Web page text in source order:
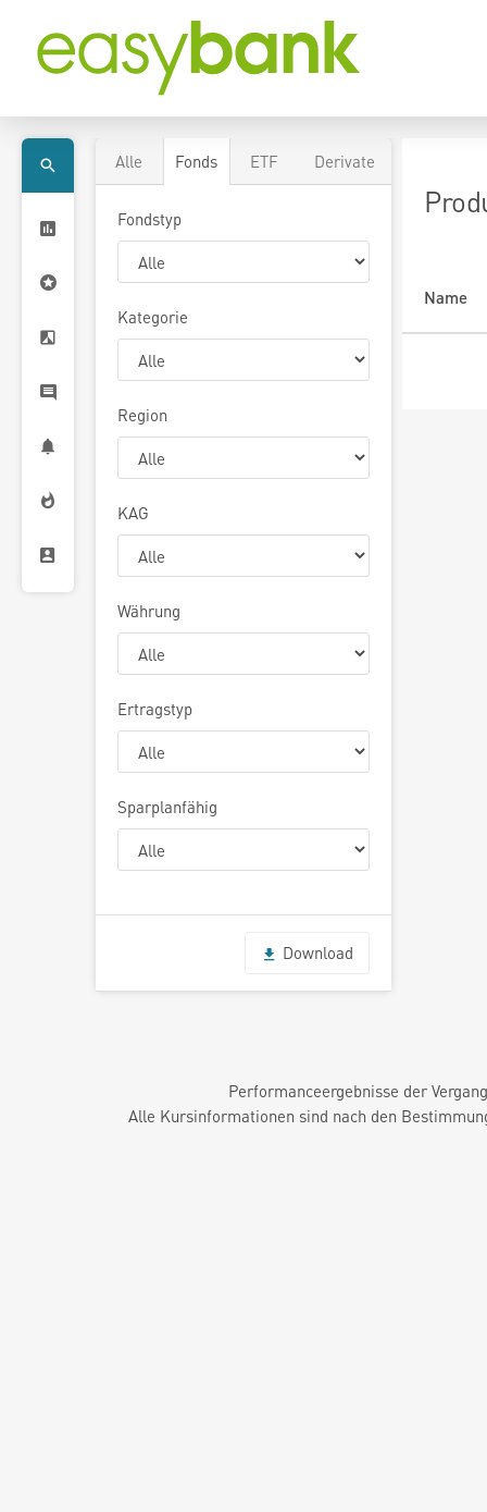
Alle Fonds ETF Derivate
Fondstyp
Kategorie
Region
KAG
Währung
Ertragstyp
Sparplanfähig
Download
Name
Performanceergebnisse der
Alle Kursinformationen sind nach den